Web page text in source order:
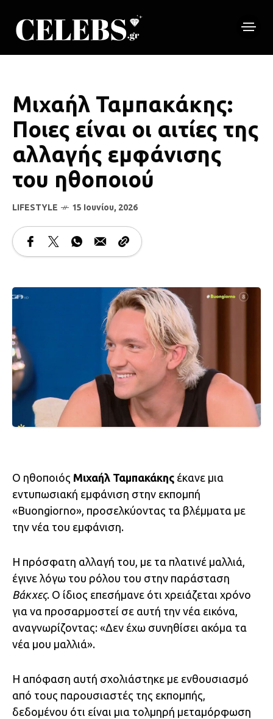
Μιχαήλ Ταμπακάκης:
Ποιες είναι οι αιτίες της
αλλαγής εμφάνισης
του ηθοποιού
LIFESTYLE 15 Ιουνίου, 2026
Ο ηθοποιός Μιχαήλ Ταμπακάκης έκανε μια
εντυπωσιακή εμφάνιση στην εκπομπή
«Buongiorno», προσελκύοντας τα βλέμματα με
την νέα του εμφάνιση.
Η πρόσφατη αλλαγή του, με τα πλατινέ μαλλιά,
έγινε λόγω του ρόλου του στην παράσταση
Βάκχες. Ο ίδιος επεσήμανε ότι χρειάζεται χρόνο
για να προσαρμοστεί σε αυτή την νέα εικόνα,
αναγνωρίζοντας: «Δεν έχω συνηθίσει ακόμα τα
νέα μου μαλλιά».
Η απόφαση αυτή σχολιάστηκε με ενθουσιασμό
από τους παρουσιαστές της εκπομπής,
δεδομένου ότι είναι μια τολμηρή μεταμόρφωση